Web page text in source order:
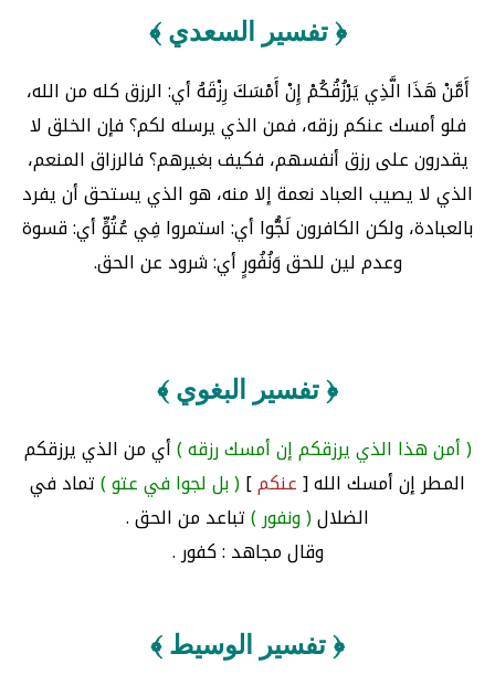
﴿ تفسير السعدي ﴾
أَمَّنْ هَذَا الَّذِي يَرْزُقُكُمْ إِنْ أَمْسَكَ رِزْقَهُ أي: الرزق كله من الله،
فلو أمسك عنكم رزقه، فمن الذي يرسله لكم؟ فإن الخلق لا
يقدرون على رزق أنفسهم، فكيف بغيرهم؟ فالرزاق المنعم،
الذي لا يصيب العباد نعمة إلا منه، هو الذي يستحق أن يفرد
بالعبادة، ولكن الكافرون لَجُّوا أي: استمروا فِي عُتُوٍّ أي: قسوة
وعدم لين للحق وَنُفُورٍ أي: شرود عن الحق.
﴿ تفسير البغوي ﴾
( أمن هذا الذي يرزقكم إن أمسك رزقه )أي من الذي يرزقكم
المطر إن أمسك الله [عنكم]( بل لجوا في عتو )تماد في
الضلال( ونفور )تباعد من الحق .
وقال مجاهد : كفور .
﴿ تفسير الوسيط ﴾